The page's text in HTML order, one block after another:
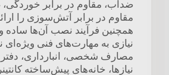
ضدآب، مقاوم در برابر
مقاوم در برابر آتش‌سوزی را
همچنین فرآیند نصب آن‌ها ساده
نیازی به مهارت‌های فنی ویژه‌ای
مصارف شخصی، انبارداری، دفتر
نیازها، خانه‌های پیش‌ساخته